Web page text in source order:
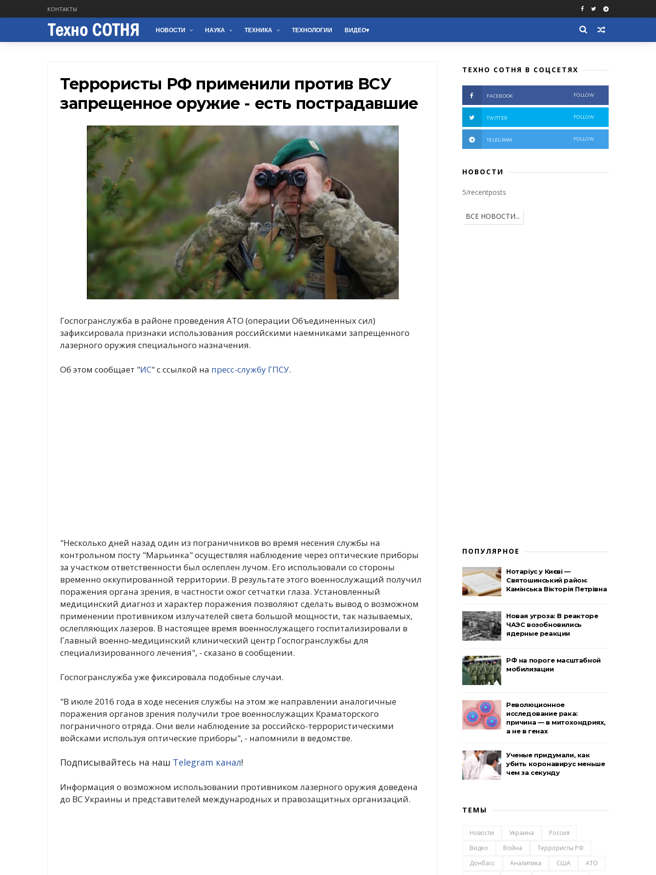
КОНТАКТЫ
НОВОСТИ НАУКА ТЕХНИКА ТЕХНОЛОГИИ ВИДЕО
Террористы РФ применили против ВСУ
запрещенное оружие - есть пострадавшие
Госпогранслужба в районе проведения АТО (операции Объединенных сил)
зафиксировала признаки использования российскими наемниками запрещенного
лазерного оружия специального назначения.
Об этом сообщает "ИС" с ссылкой на пресс-службу ГПСУ.
"Несколько дней назад один из пограничников во время несения службы на
контрольном посту "Марьинка" осуществляя наблюдение через оптические приборы
за участком ответственности был ослеплен лучом. Его использовали со стороны
временно оккупированной территории. В результате этого военнослужащий получил
поражения органа зрения, в частности ожог сетчатки глаза. Установленный
медицинский диагноз и характер поражения позволяют сделать вывод о возможном
применении противником излучателей света большой мощности, так называемых,
ослепляющих лазеров. В настоящее время военнослужащего госпитализировали в
Главный военно-медицинский клинический центр Госпогранслужбы для
специализированного лечения", - сказано в сообщении.
Госпогранслужба уже фиксировала подобные случаи.
"В июле 2016 года в ходе несения службы на этом же направлении аналогичные
поражения органов зрения получили трое военнослужащих Краматорского
пограничного отряда. Они вели наблюдение за российско-террористическими
войсками используя оптические приборы", - напомнили в ведомстве.
Подписывайтесь на наш Telegram канал!
Информация о возможном использовании противником лазерного оружия доведена
до ВС Украины и представителей международных и правозащитных организаций.
ТЕХНО СОТНЯ В СОЦСЕТЯХ
FACEBOOK FOLLOW
TWITTER FOLLOW
TELEGRAM FOLLOW
НОВОСТИ
5/recentposts
ВСЕ НОВОСТИ...
ПОПУЛЯРНОЕ
Нотаріус у Києві —
Святошинський район:
Камінська Вікторія Петрівна
Новая угроза: В реакторе
ЧАЭС возобновились
ядерные реакции
РФ на пороге масштабной
мобилизации
Революционное
исследование рака:
причина — в митохондриях,
а не в генах
Ученые придумали, как
убить коронавирус меньше
чем за секунду
ТЕМЫ
Новости Украина
Россия
Видео
Война
Террористы РФ
Донбасс
Аналитика США
АТО